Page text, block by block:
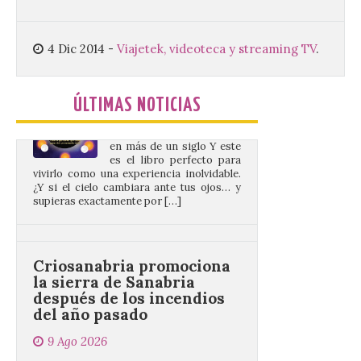
4 Dic 2014 - Viajetek, videoteca y streaming TV.
ÚLTIMAS NOTICIAS
Península Ibérica el
primer eclipse solar total
vivirlo como una experiencia inolvidable.
¿Y si el cielo cambiara ante tus ojos… y
supieras exactamente por […]
Criosanabria promociona
la sierra de Sanabria
9 Ago 2026
El objetivo es que las